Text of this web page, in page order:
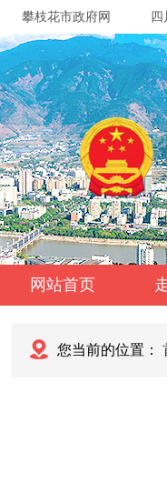
攀枝花市政府网 四
网站首页
您当前的位置：